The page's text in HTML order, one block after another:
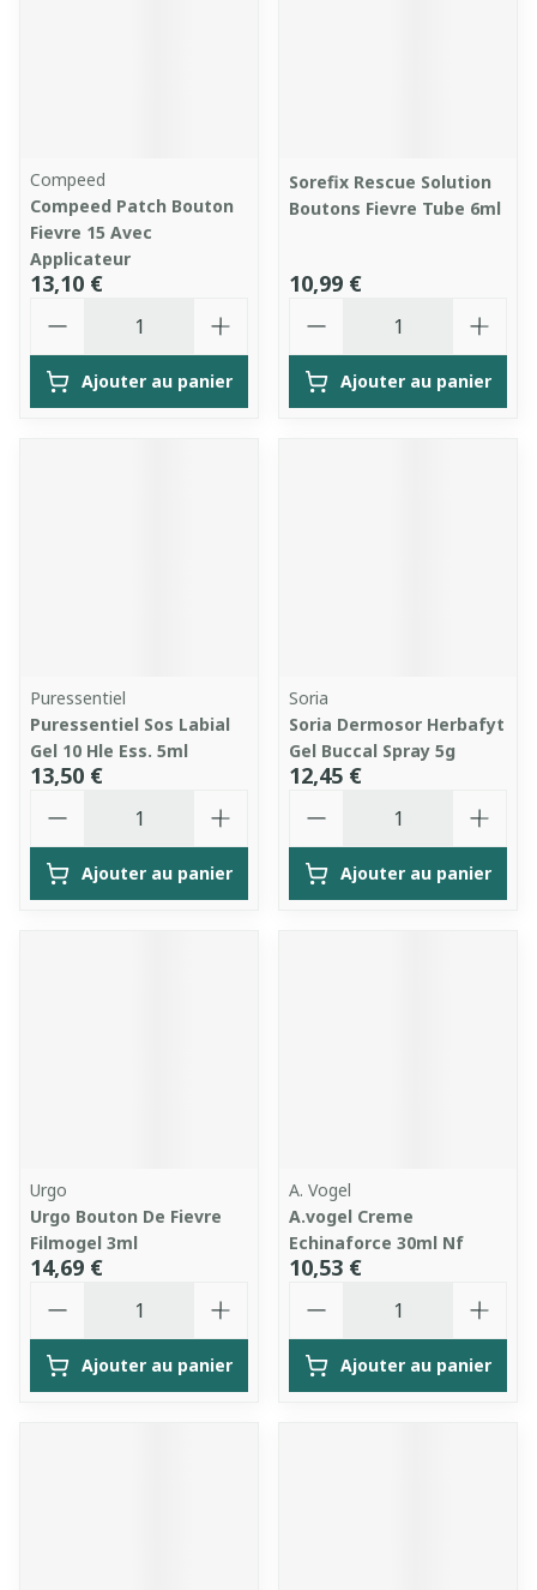
Compeed
Compeed Patch Bouton
Fievre 15 Avec
Applicateur
13,10 €
Ajouter au panier
Sorefix Rescue Solution
Boutons Fievre Tube 6ml
10,99 €
Ajouter au panier
Puressentiel
Puressentiel Sos Labial
Gel 10 Hle Ess. 5ml
13,50 €
Ajouter au panier
Soria
Soria Dermosor Herbafyt
Gel Buccal Spray 5g
12,45 €
Ajouter au panier
Urgo
Urgo Bouton De Fievre
Filmogel 3ml
14,69 €
Ajouter au panier
A. Vogel
A.vogel Creme
Echinaforce 30ml Nf
10,53 €
Ajouter au panier